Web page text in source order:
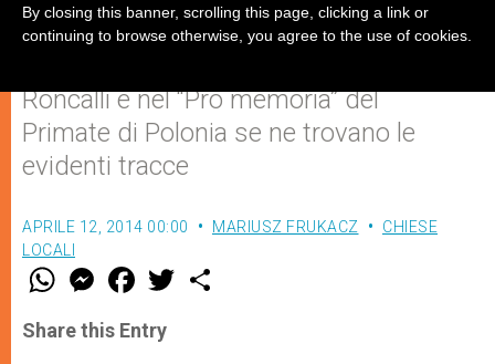
Roncalli e nel “Pro memoria” del
Primate di Polonia se ne trovano le
evidenti tracce
APRILE 12, 2014 00:00 MARIUSZ FRUKACZ
CHIESE
LOCALI
W
t
s
M
e
s
e
F
a
e
b
w
Share this Entry
By closing this banner, scrolling this page, clicking a link or
continuing to browse otherwise, you agree to the use of cookies.